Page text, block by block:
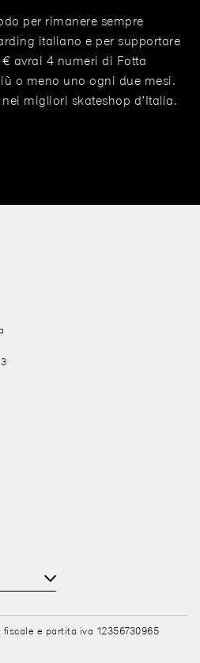
per rimanere sempre
italiano e per supportare
avrai 4 numeri di Fotta
o meno uno ogni due mesi.
migliori skateshop d’Italia.
e partita iva 12356730965